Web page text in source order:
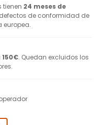
tienen 24 meses de
de conformidad de
europea.
150€. Quedan excluidos los